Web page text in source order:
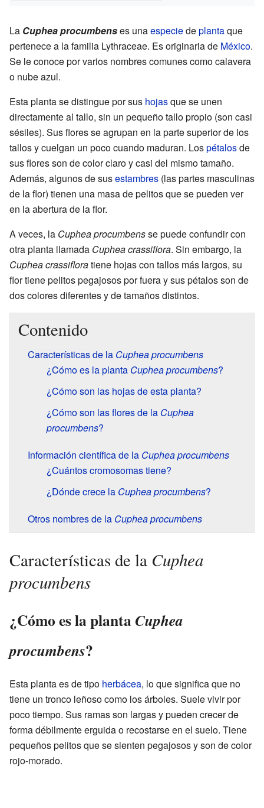
La Cuphea procumbenses unaespeciedeplantaque
pertenece a la familia Lythraceae. Es originaria de México.
Se le conoce por varios nombres comunes como calavera
o nube azul.
Esta planta se distingue por sus hojasque se unen
directamente al tallo, sin un pequeño tallo propio (son casi
sésiles). Sus flores se agrupan en la parte superior de los
tallos y cuelgan un poco cuando maduran. Lospétalosde
sus flores son de color claro y casi del mismo tamaño.
Además, algunos de susestambres (las partes masculinas
de la flor) tienen una masa de pelitos que se pueden ver
en la abertura de la flor.
A veces, la Cuphea procumbensse puede confundir con
otra planta llamada Cuphea crassiflora. Sin embargo, la
Cuphea crassifloratiene hojas con tallos más largos, su
flor tiene pelitos pegajosos por fuera y sus pétalos son de
dos colores diferentes y de tamaños distintos.
Contenido
Características de la Cuphea procumbens
¿Cómo es la planta Cuphea procumbens?
¿Cómo son las hojas de esta planta?
¿Cómo son las flores de la Cuphea
procumbens?
Información científica de la Cuphea procumbens
¿Cuántos cromosomas tiene?
¿Dónde crece la Cuphea procumbens?
Otros nombres de la Cuphea procumbens
Características de la Cuphea
procumbens
¿Cómo es la plantaCuphea
procumbens?
Esta planta es de tipo herbácea, lo que significa que no
tiene un tronco leñoso como los árboles. Suele vivir por
poco tiempo. Sus ramas son largas y pueden crecer de
forma débilmente erguida o recostarse en el suelo. Tiene
pequeños pelitos que se sienten pegajosos y son de color
rojo-morado.